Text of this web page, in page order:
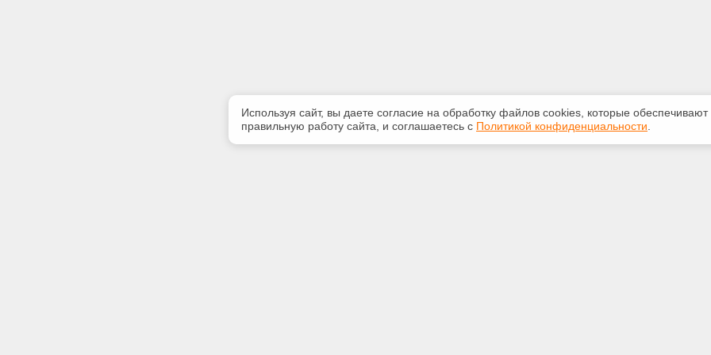
Используя сайт, вы даете согласие на обработку файлов сооkiеs, которые обеспечивают
правильную работу сайта, и соглашаетесь с Политикой конфиденциальности